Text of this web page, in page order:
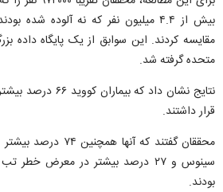
بیش از ۴.۴ میلیون نفر که نه آلوده
مقایسه کردند. این سوابق از یک پایگاه داده
متحده گرفته شد.
نتایج نشان داد که
قرار داشتند.
محققان گفتند که
سینوس و ۲۷ درصد بیشتر در معرض
بودند.